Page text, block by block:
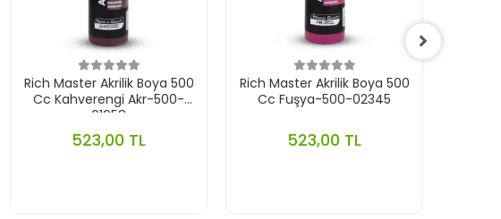
Rich Master Akrilik Boya 500
Cc Kahverengi Akr-500-
01958
523,00 TL
Rich Master Akrilik Boya 500
Cc Fuşya-500-02345
523,00 TL